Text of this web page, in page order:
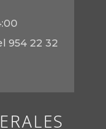
954 22 32